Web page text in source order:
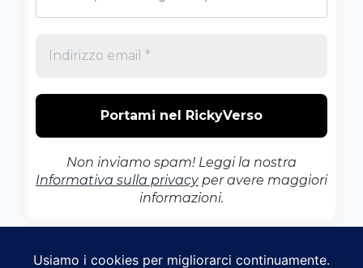
Non inviamo spam! Leggi la nostra
Informativa sulla privacyper avere maggiori
informazioni.